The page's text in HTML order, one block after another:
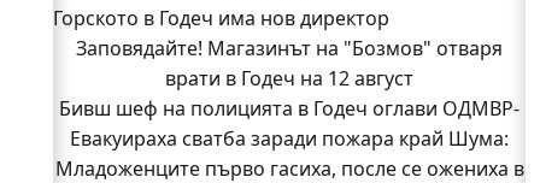
Горското в Годеч има нов директор
Заповядайте! Магазинът на "Бозмов" отваря
врати в Годеч на 12 август
Бивш шеф на полицията в Годеч оглави ОДМВР-
Видин
Кой подпали гората край Шума?
Евакуираха сватба заради пожара край Шума:
Младоженците първо гасиха, после се ожениха в